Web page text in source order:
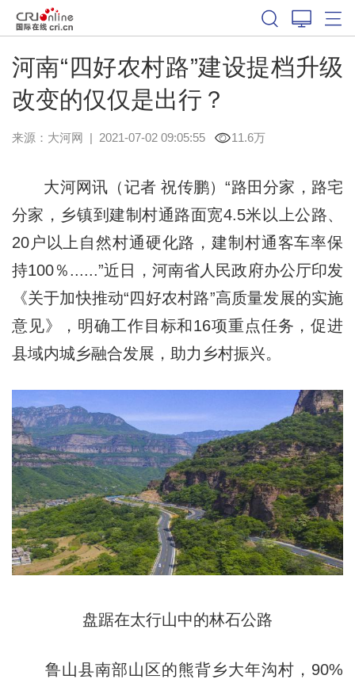
河南“四好农村路”建设提档升级
改变的仅仅是出行？
来源： 大河网 | 2021-07-02 09:05:55 11.6万
大河网讯（记者 祝传鹏）“路田分家，路宅
分家，乡镇到建制村通路面宽4.5米以上公路、
20户以上自然村通硬化路，建制村通客车率保
持100％......”近日，河南省人民政府办公厅印发
《关于加快推动“四好农村路”高质量发展的实施
意见》，明确工作目标和16项重点任务，促进
县域内城乡融合发展，助力乡村振兴。
盘踞在太行山中的林石公路
鲁山县南部山区的熊背乡大年沟村，90%